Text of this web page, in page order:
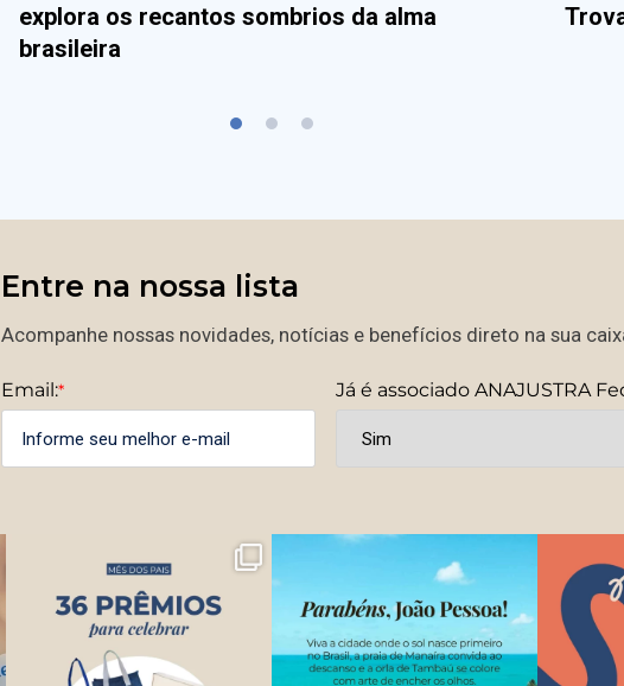
explora os recantos sombrios da alma
brasileira
Entre na nossa lista
Acompanhe nossas novidades, notícias e benefícios direto na sua
Email:* Já é associado ANAJUSTRA